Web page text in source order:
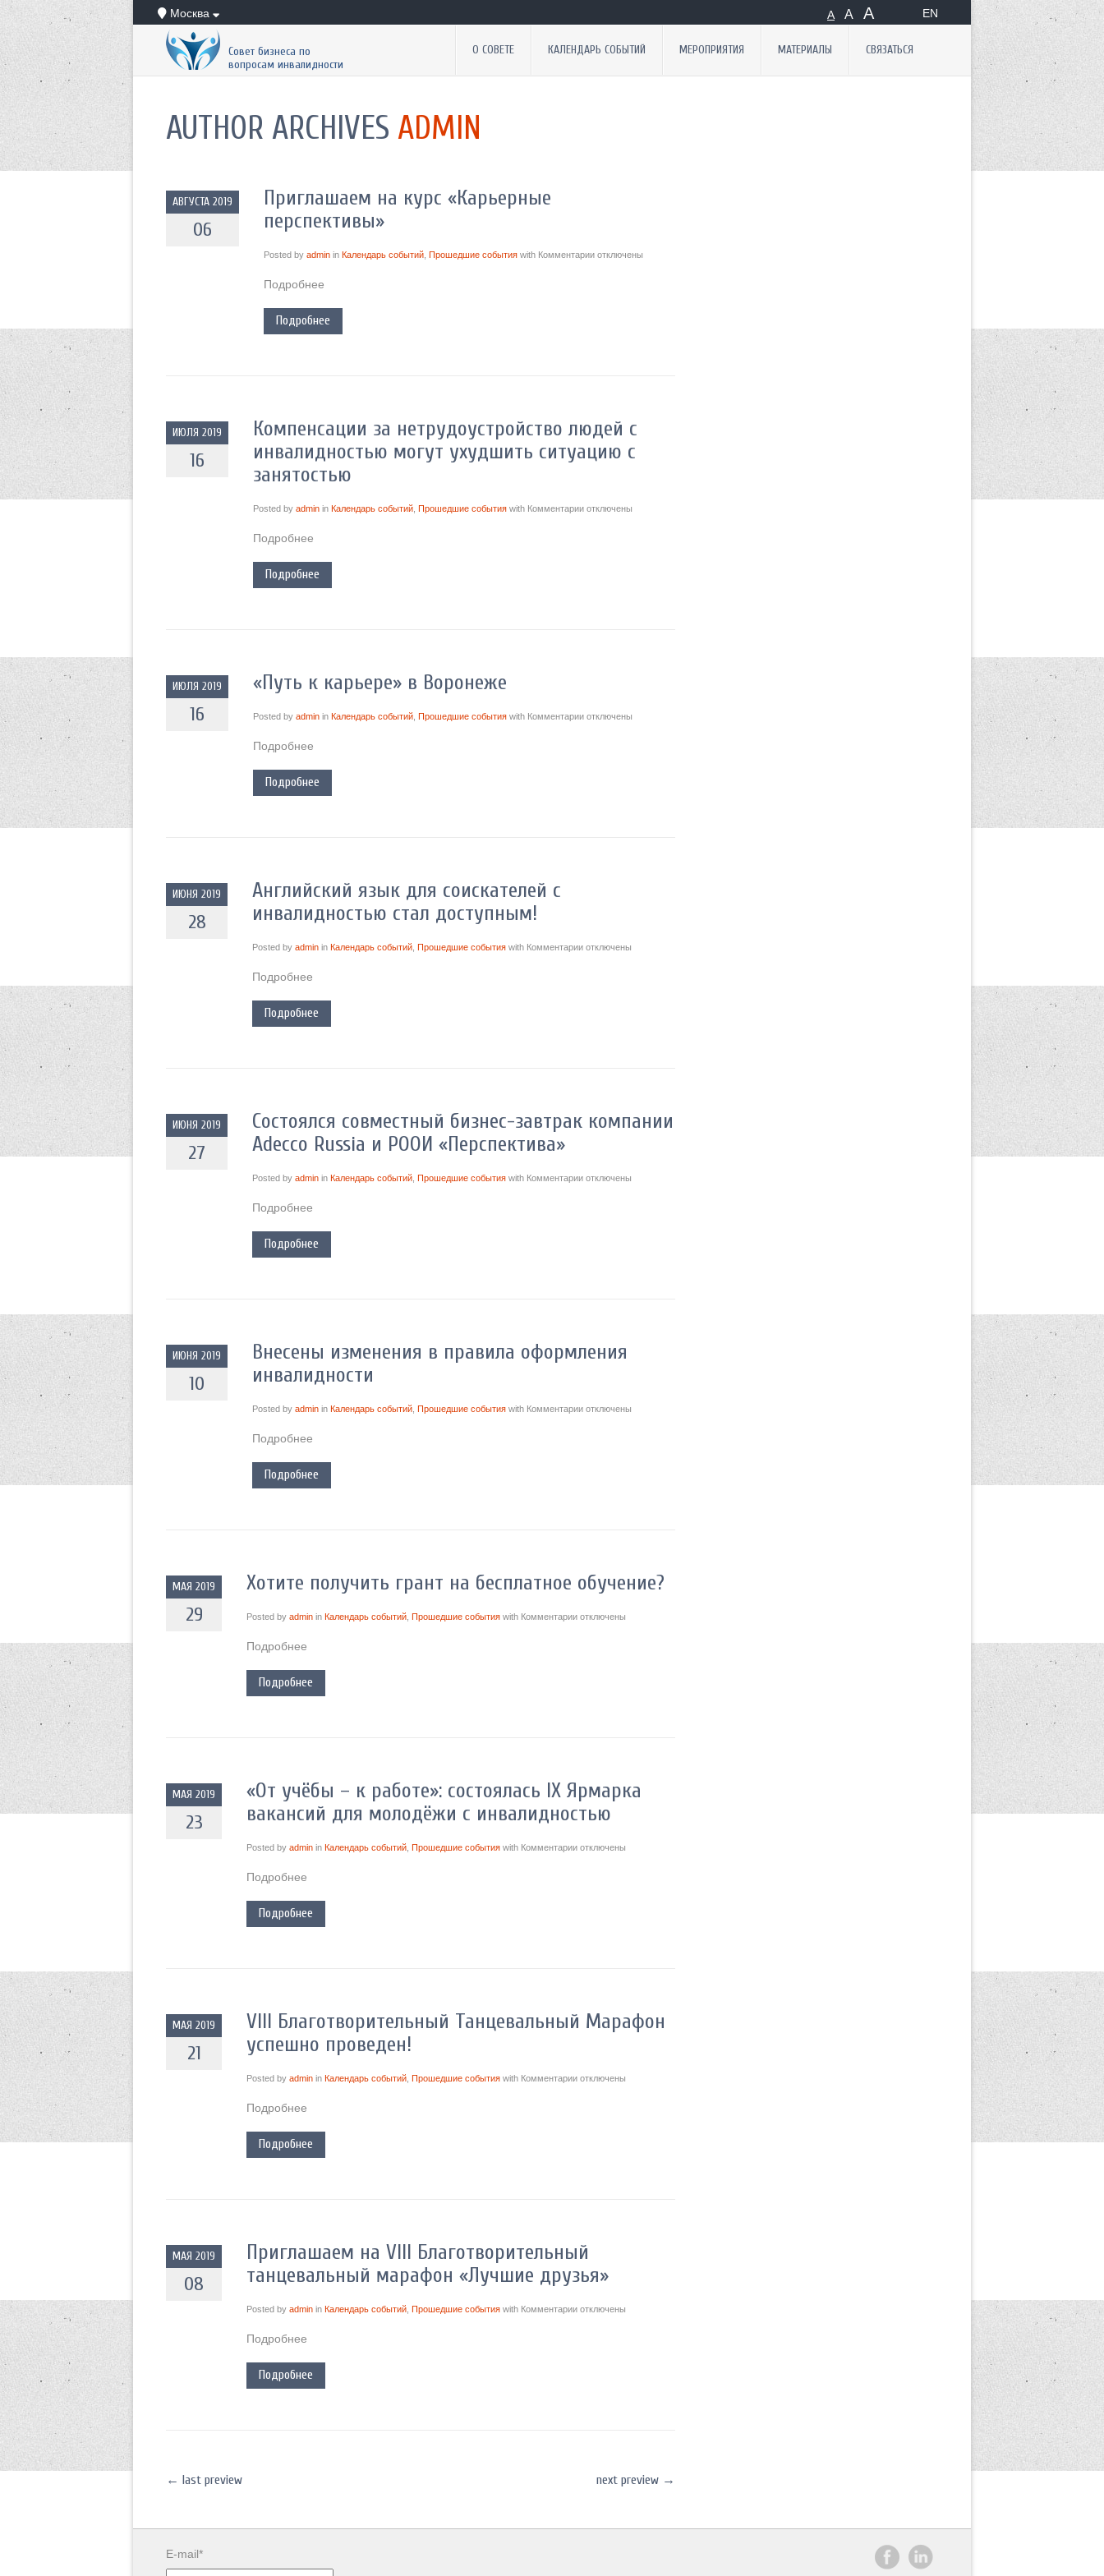
EN
А А А
Москва
Совет бизнеса по
вопросам инвалидности
О СОВЕТЕ КАЛЕНДАРЬ СОБЫТИЙ МЕРОПРИЯТИЯ МАТЕРИАЛЫ СВЯЗАТЬСЯ
AUTHOR ARCHIVES ADMIN
АВГУСТА 2019
06
Приглашаем на курс «Карьерные
перспективы»
Posted by admin in Календарь событий Прошедшие события with Комментарии отключены
Подробнее
Подробнее
ИЮЛЯ 2019
16
Компенсации за нетрудоустройство людей с
инвалидностью могут ухудшить ситуацию с
занятостью
Posted by admin in Календарь событий Прошедшие события with Комментарии отключены
Подробнее
Подробнее
ИЮЛЯ 2019
16
«Путь к карьере» в Воронеже
Posted by admin in Календарь событий Прошедшие события with Комментарии отключены
Подробнее
Подробнее
ИЮНЯ 2019
28
Английский язык для соискателей с
инвалидностью стал доступным!
Posted by admin in Календарь событий Прошедшие события with Комментарии отключены
Подробнее
Подробнее
ИЮНЯ 2019
27
Состоялся совместный бизнес-завтрак компании
Adecco Russia и РООИ «Перспектива»
Posted by admin in Календарь событий Прошедшие события with Комментарии отключены
Подробнее
Подробнее
ИЮНЯ 2019
10
Внесены изменения в правила оформления
инвалидности
Posted by admin in Календарь событий Прошедшие события with Комментарии отключены
Подробнее
Подробнее
МАЯ 2019
29
Хотите получить грант на бесплатное обучение?
Posted by admin in Календарь событий Прошедшие события with Комментарии отключены
Подробнее
Подробнее
МАЯ 2019
23
«От учёбы – к работе»: состоялась IX Ярмарка
вакансий для молодёжи с инвалидностью
Posted by admin in Календарь событий Прошедшие события with Комментарии отключены
Подробнее
Подробнее
МАЯ 2019
21
VIII Благотворительный Танцевальный Марафон
успешно проведен!
Posted by admin in Календарь событий Прошедшие события with Комментарии отключены
Подробнее
Подробнее
МАЯ 2019
08
Приглашаем на VIII Благотворительный
танцевальный марафон «Лучшие друзья»
Posted by admin in Календарь событий Прошедшие события with Комментарии отключены
Подробнее
Подробнее
← last preview next preview →
E-mail*